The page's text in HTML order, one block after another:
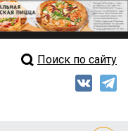
Свежий выпускПоиск по сайту